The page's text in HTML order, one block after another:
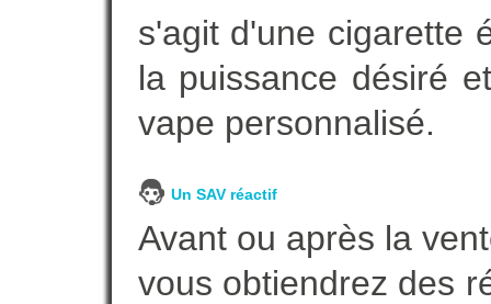
s'agit d'une cigarette
la puissance désiré
vape personnalisé.
Un SAV réactif
Avant ou après la
vous obtiendrez des